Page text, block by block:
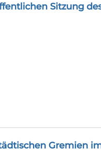
Sitzung
Gremien